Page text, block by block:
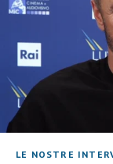
LE NOSTRE